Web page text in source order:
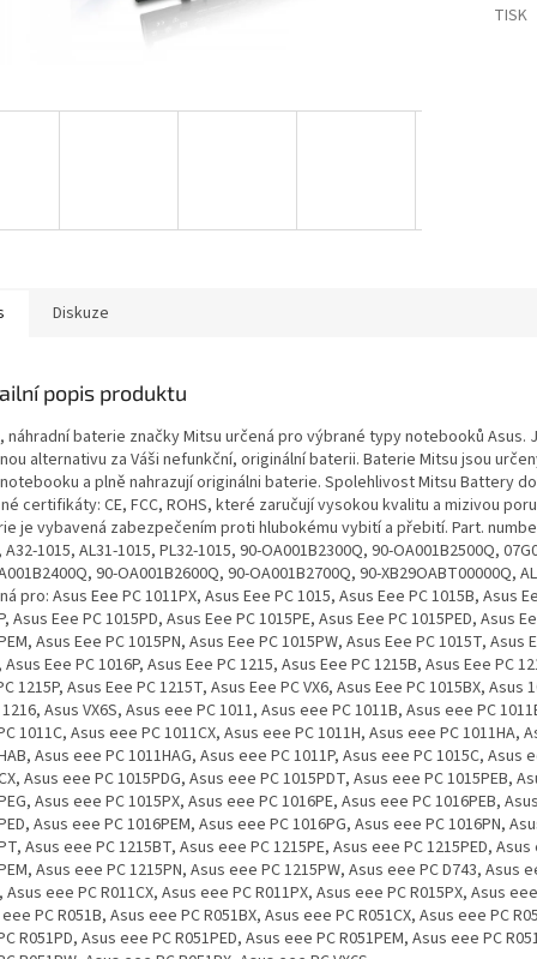
TISK
Diskuze
popis produktu
náhradní baterie značky Mitsu určená pro výbrané typy notebooků Asus.
alternativu za Váši nefunkční, originální baterii. Baterie Mitsu jsou
a plně nahrazují originálni baterie. Spolehlivost Mitsu Battery
certifikáty: CE, FCC, ROHS, které zaručují vysokou kvalitu a mizivou
je vybavená zabezpečením proti hlubokému vybití a přebití. Part.
A32-1015, AL31-1015, PL32-1015, 90-OA001B2300Q, 90-OA001B2500Q,
90-OA001B2600Q, 90-OA001B2700Q, 90-XB29OABT00000Q,
pro: Asus Eee PC 1011PX, Asus Eee PC 1015, Asus Eee PC 1015B, Asus
Asus Eee PC 1015PD, Asus Eee PC 1015PE, Asus Eee PC 1015PED, Asus
Asus Eee PC 1015PN, Asus Eee PC 1015PW, Asus Eee PC 1015T, Asus
Asus Eee PC 1016P, Asus Eee PC 1215, Asus Eee PC 1215B, Asus Eee PC
1215P, Asus Eee PC 1215T, Asus Eee PC VX6, Asus Eee PC 1015BX, Asus
Asus VX6S, Asus eee PC 1011, Asus eee PC 1011B, Asus eee PC
1011C, Asus eee PC 1011CX, Asus eee PC 1011H, Asus eee PC 1011HA,
Asus eee PC 1011HAG, Asus eee PC 1011P, Asus eee PC 1015C, Asus
Asus eee PC 1015PDG, Asus eee PC 1015PDT, Asus eee PC 1015PEB,
Asus eee PC 1015PX, Asus eee PC 1016PE, Asus eee PC 1016PEB,
Asus eee PC 1016PEM, Asus eee PC 1016PG, Asus eee PC 1016PN,
Asus eee PC 1215BT, Asus eee PC 1215PE, Asus eee PC 1215PED, Asus
Asus eee PC 1215PN, Asus eee PC 1215PW, Asus eee PC D743, Asus
Asus eee PC R011CX, Asus eee PC R011PX, Asus eee PC R015PX, Asus
PC R051B, Asus eee PC R051BX, Asus eee PC R051CX, Asus eee PC
R051PD, Asus eee PC R051PED, Asus eee PC R051PEM, Asus eee PC